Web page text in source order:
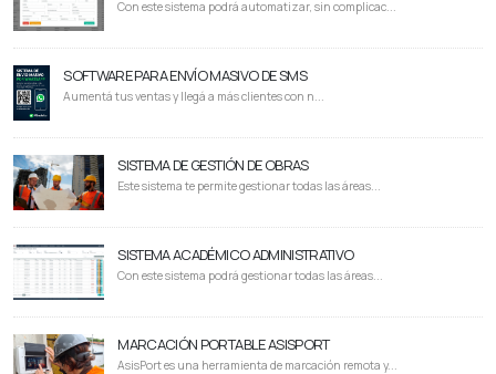
Con este sistema podrá automatizar, sin complicac...
SOFTWARE PARA ENVÍO MASIVO DE SMS
Aumentá tus ventas y llegá a más clientes con n...
SISTEMA DE GESTIÓN DE OBRAS
Este sistema te permite gestionar todas las áreas...
SISTEMA ACADÉMICO ADMINISTRATIVO
Con este sistema podrá gestionar todas las áreas...
MARCACIÓN PORTABLE ASISPORT
AsisPort es una herramienta de marcación remota y...